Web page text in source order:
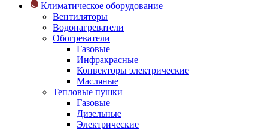
Климатическое оборудование
Вентиляторы
Водонагреватели
Обогреватели
Газовые
Инфракрасные
Конвекторы электрические
Масляные
Тепловые пушки
Газовые
Дизельные
Электрические